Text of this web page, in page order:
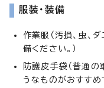
服装・装備
作業服（汚損、虫、
備ください。）
防護皮手袋（普通の
うなものがおすすめ